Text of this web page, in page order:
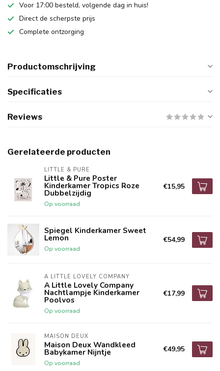
Voor 17:00 besteld, volgende dag in huis!
Direct de scherpste prijs
Complete ontzorging
Productomschrijving
Specificaties
Reviews
Gerelateerde producten
LITTLE & PURE
Little & Pure Poster
Kinderkamer Tropics Roze
Dubbelzijdig
Op voorraad
€15,95
Spiegel Kinderkamer Sweet
Lemon
Op voorraad
€54,99
A LITTLE LOVELY COMPANY
A Little Lovely Company
Nachtlampje Kinderkamer
Poolvos
Op voorraad
€17,99
MAISON DEUX
Maison Deux Wandkleed
Babykamer Nijntje
Op voorraad
€49,95